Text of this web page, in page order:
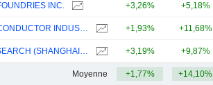
INC. +3,26% +5,18%
BE SEMICONDUCTOR INDUSTRIES N.V. +1,93% +11,68%
ACM RESEARCH (SHANGHAI), INC. +3,19% +9,87%
Moyenne +1,77% +14,10%